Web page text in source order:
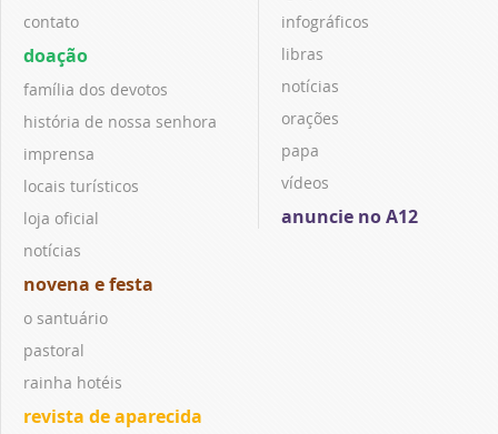
contato
doação
família dos devotos
história de nossa senhora
imprensa
locais turísticos
loja oficial
notícias
novena e festa
o santuário
pastoral
rainha hotéis
revista de aparecida
infográficos
libras
notícias
orações
papa
vídeos
anuncie no A12